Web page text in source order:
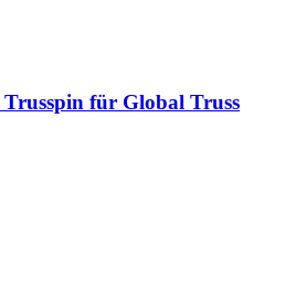
für Global Truss